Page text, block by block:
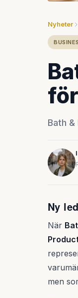
Nyheter
Bath
Ny
När
men